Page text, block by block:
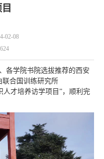
02-08
624
各学院书院选拔推荐的西安
联合国训练研究所
人才培养访学项目”，顺利完